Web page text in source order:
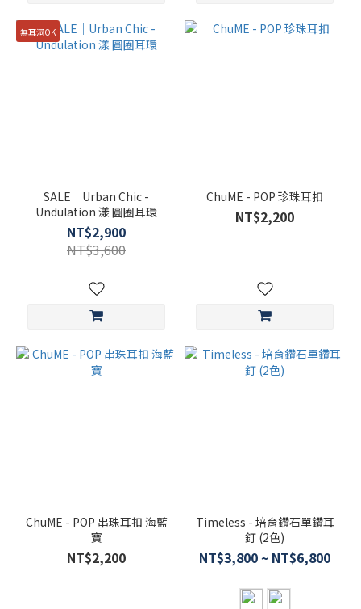
無耳洞OK
SALE｜Urban Chic -
Undulation 漾 圓圈耳環
NT$2,900
NT$3,600
ChuME - POP 珍珠耳扣
NT$2,200
ChuME - POP 串珠耳扣 海藍
寶
NT$2,200
Timeless - 培育鑽石單鑽耳
釘 (2色)
NT$3,800 ~ NT$6,800